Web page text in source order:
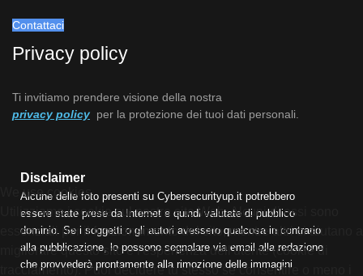
Contattaci
Privacy policy
Ti invitiamo prendere visione della nostra
privacy policy per la protezione dei tuoi dati personali.
Disclaimer
Alcune delle foto presenti su Cybersecurityup.it potrebbero
essere state prese da Internet e quindi valutate di pubblico
dominio. Se i soggetti o gli autori avessero qualcosa in contrario
alla pubblicazione, lo possono segnalare via email alla redazione
che provvederà prontamente alla rimozione delle immagini
We use cookies
Utilizziamo i cookie sul nostro sito Web. Alcuni di essi sono
essenziali per il funzionamento del sito, mentre altri ci aiutano a
migliorare questo sito e l'esperienza dell'utente (cookie di
tracciamento). Puoi decidere tu stesso se consentire o meno i